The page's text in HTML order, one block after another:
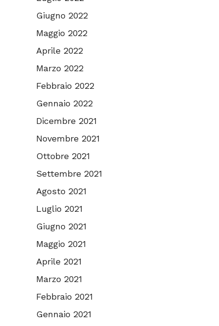
Giugno 2022
Maggio 2022
Aprile 2022
Marzo 2022
Febbraio 2022
Gennaio 2022
Dicembre 2021
Novembre 2021
Ottobre 2021
Settembre 2021
Agosto 2021
Luglio 2021
Giugno 2021
Maggio 2021
Aprile 2021
Marzo 2021
Febbraio 2021
Gennaio 2021